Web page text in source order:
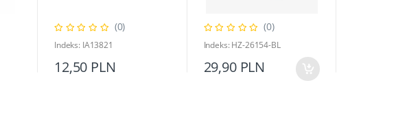
(0)
Indeks: IA13821
12,50 PLN
(0)
Indeks: HZ-26154-BL
29,90 PLN